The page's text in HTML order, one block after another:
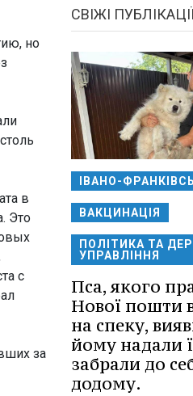
но
в
Это
с
за
СВІЖІ ПУБЛІКАЦІЇ
ІВАНО-
ВАКЦИНАЦІЯ
ПОЛІТИКА ТА
УПРАВЛІННЯ
Пса, якого
Нової пошти
на спеку,
йому надали
забрали до
додому.